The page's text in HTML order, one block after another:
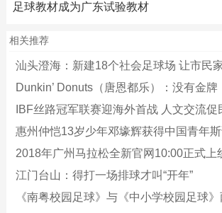
足球教材成为广东试验教材
相关推荐
汕头澄海：新建18个社会足球场 让市民
Dunkin’ Donuts（唐恩都乐）：没有金牌
IBF丝路冠军联赛迎海外首战 人文交流促
惠州仲恺13岁少年邓壕辉获得中国青年
2018年广州马拉松全新官网10:00正式上
江门台山：得打一场排球才叫“开年”
《南粤校园足球》与《中小学校园足球